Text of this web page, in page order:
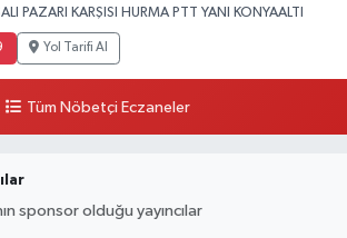
PAZARI KARŞISI HURMA PTT YANI KONYAALTI
Yol Tarifi Al
Tüm Nöbetçi Eczaneler
sponsor olduğu yayıncılar